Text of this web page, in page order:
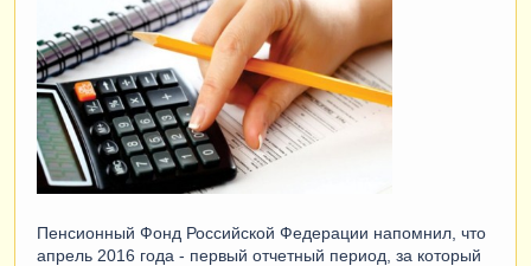
Пенсионный Фонд Российской Федерации напомнил, что
апрель 2016 года - первый отчетный период, за который